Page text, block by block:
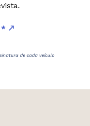
*
de cada veículo